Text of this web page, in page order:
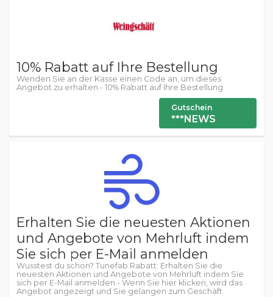
10% Rabatt auf Ihre Bestellung
Wenden Sie an der Kasse einen Code an, um dieses
Angebot zu erhalten - 10% Rabatt auf Ihre Bestellung
Gutschein
***NEWS
Erhalten Sie die neuesten Aktionen
und Angebote von Mehrluft indem
Sie sich per E-Mail anmelden
Wusstest du schon? Tunefab Rabatt: Erhalten Sie die
neuesten Aktionen und Angebote von Mehrluft indem Sie
sich per E-Mail anmelden - Wenn Sie hier klicken, wird das
Angebot angezeigt und Sie gelangen zum Geschäft